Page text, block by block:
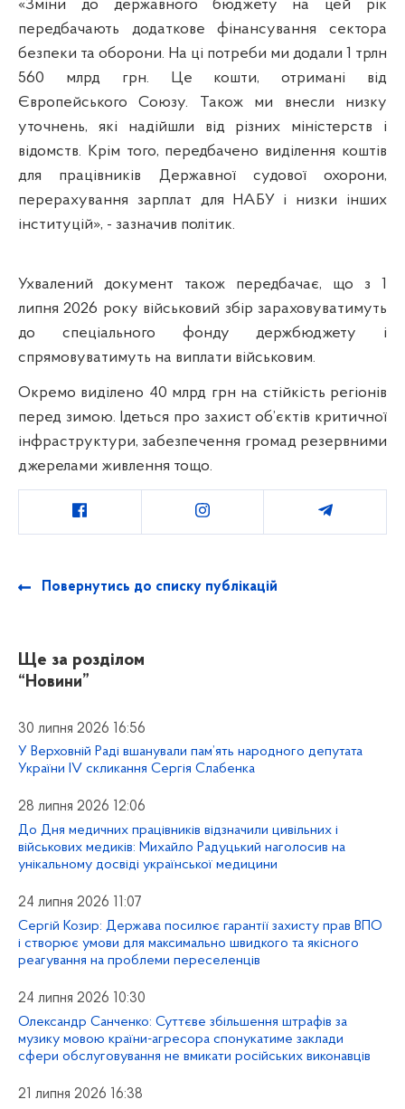
«Зміни до державного бюджету на цей рік
передбачають додаткове фінансування сектора
безпеки та оборони. На ці потреби ми додали 1 трлн
560 млрд грн. Це кошти, отримані від
Європейського Союзу. Також ми внесли низку
уточнень, які надійшли від різних міністерств і
відомств. Крім того, передбачено виділення коштів
для працівників Державної судової охорони,
перерахування зарплат для НАБУ і низки інших
інституцій», - зазначив політик.
Ухвалений документ також передбачає, що з 1
липня 2026 року військовий збір зараховуватимуть
до спеціального фонду держбюджету і
спрямовуватимуть на виплати військовим.
Окремо виділено 40 млрд грн на стійкість регіонів
перед зимою. Ідеться про захист об’єктів критичної
інфраструктури, забезпечення громад резервними
джерелами живлення тощо.
Повернутись до списку публікацій
Ще за розділом
“Новини”
30 липня 2026 16:56
У Верховній Раді вшанували пам’ять народного депутата
України IV скликання Сергія Слабенка
28 липня 2026 12:06
До Дня медичних працівників відзначили цивільних і
військових медиків: Михайло Радуцький наголосив на
унікальному досвіді української медицини
24 липня 2026 11:07
Сергій Козир: Держава посилює гарантії захисту прав ВПО
і створює умови для максимально швидкого та якісного
реагування на проблеми переселенців
24 липня 2026 10:30
Олександр Санченко: Суттєве збільшення штрафів за
музику мовою країни-агресора спонукатиме заклади
сфери обслуговування не вмикати російських виконавців
21 липня 2026 16:38